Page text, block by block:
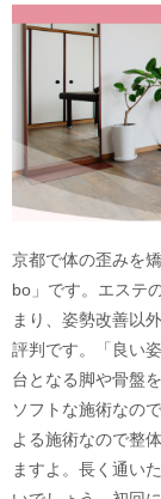
京都で体の歪みを
bo」です。エステ
まり、姿勢改善以
評判です。「良い
台となる脚や骨盤
ソフトな施術なの
よる施術なので整
ますよ。長く通い